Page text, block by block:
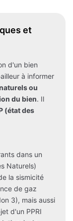
et
d'un bien
à informer
ou
du bien. Il
(état des
dans un
Naturels)
la sismicité
de gaz
3), mais aussi
d'un PPRI